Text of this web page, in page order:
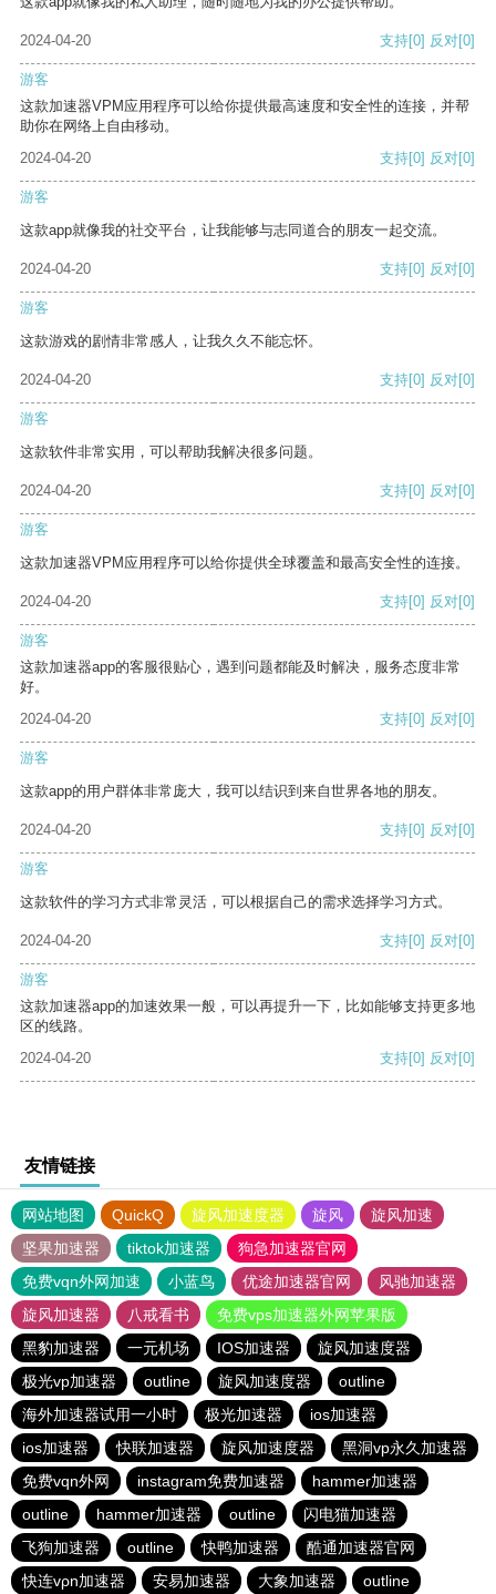
2024-04-20 支持[0] 反对[0]
游客
这款加速器VPM应用程序可以给你提供最高速度和安全性的连接，并帮
助你在网络上自由移动。
2024-04-20
支持[0] 反对[0]
游客
这款app就像我的社交平台，让我能够与志同道合的朋友一起交流。
2024-04-20 支持[0] 反对[0]
游客
这款游戏的剧情非常感人，让我久久不能忘怀。
2024-04-20 支持[0] 反对[0]
游客
这款软件非常实用，可以帮助我解决很多问题。
2024-04-20 支持[0] 反对[0]
游客
这款加速器VPM应用程序可以给你提供全球覆盖和最高安全性的连接。
2024-04-20 支持[0] 反对[0]
游客
这款加速器app的客服很贴心，遇到问题都能及时解决，服务态度非常
好。
2024-04-20
支持[0] 反对[0]
游客
这款app的用户群体非常庞大，我可以结识到来自世界各地的朋友。
2024-04-20 支持[0] 反对[0]
游客
这款软件的学习方式非常灵活，可以根据自己的需求选择学习方式。
2024-04-20 支持[0] 反对[0]
游客
这款加速器app的加速效果一般，可以再提升一下，比如能够支持更多地
区的线路。
2024-04-20
支持[0] 反对[0]
友情链接
网站地图 QuickQ 旋风加速度器 旋风
旋风加速
坚果加速器
tiktok加速器
狗急加速器官网
免费vqn外网加速
小蓝鸟 优途加速器官网
风驰加速器
旋风加速器
八戒看书
免费vps加速器外网苹果版
黑豹加速器
一元机场 IOS加速器
旋风加速度器
极光vp加速器
outline 旋风加速度器
outline
海外加速器试用一小时
极光加速器
ios加速器
ios加速器
快联加速器 旋风加速度器
黑洞vp永久加速器
免费vqn外网
instagram免费加速器
hammer加速器
outline
hammer加速器 outline
闪电猫加速器
飞狗加速器
outline 快鸭加速器
酷通加速器官网
快连vρn加速器
安易加速器 大象加速器 outline